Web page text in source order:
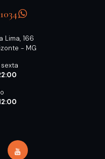
Lima, 166
- MG